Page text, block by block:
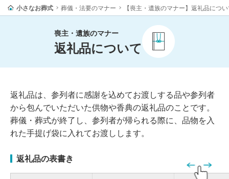
小さなお葬式 葬儀・法要のマナー 【喪主・遺族のマナー】返礼品につ
喪主・遺族のマナー
返礼品について
返礼品は、参列者に感謝を込めてお渡しする品や参列者
から包んでいただいた供物や香典の返礼品のことです。
葬儀・葬式が終了し、参列者が帰られる際に、品物を入
れた手提げ袋に入れてお渡しします。
返礼品の表書き